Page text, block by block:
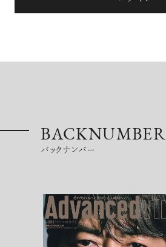
注目の記事
反町 隆史
BACKNUMBER
バックナンバー